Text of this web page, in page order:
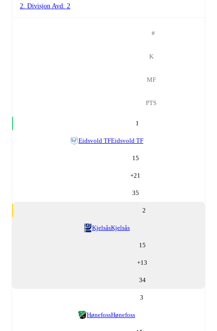
2. Divisjon Avd. 2
#
K
MF
PTS
1
Eidsvold TFEidsvold TF
15
+21
35
2
KjelsåsKjelsås
15
+13
34
3
HønefossHønefoss